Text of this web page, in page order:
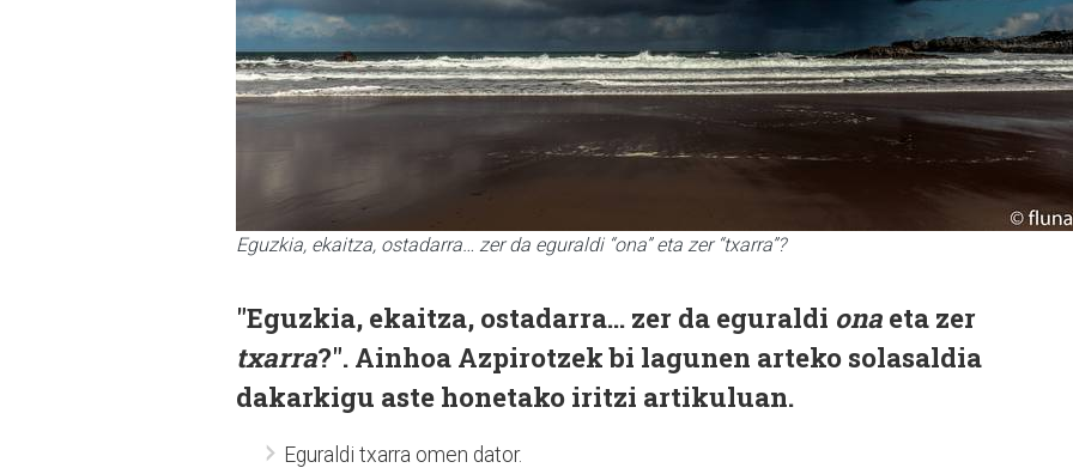
Eguzkia, ekaitza, ostadarra… zer da eguraldi “ona” eta zer “txarra”?
"Eguzkia, ekaitza, ostadarra… zer da eguraldi ona eta zer
txarra?". Ainhoa Azpirotzek bi lagunen arteko solasaldia
dakarkigu aste honetako iritzi artikuluan.
Eguraldi txarra omen dator.